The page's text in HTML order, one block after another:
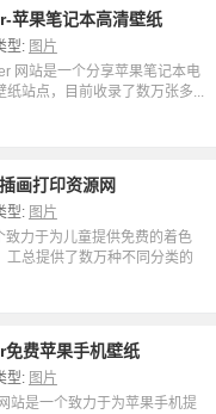
苹果笔记本高清壁纸
型: 图片
网站是一个分享苹果笔记本电
纸站点，目前收录了数万张多...
画打印资源网
型: 图片
致力于为儿童提供免费的着色
工总提供了数万种不同分类的
费苹果手机壁纸
型: 图片
站是一个致力于为苹果手机提